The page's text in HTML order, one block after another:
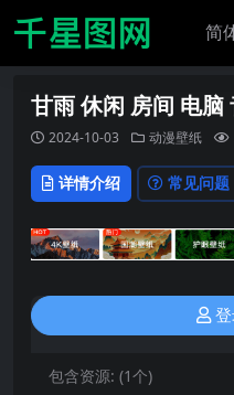
甘雨 休闲 房间 电脑
2024-10-03 动漫壁纸
详情介绍 常见问题
包含资源: (1个)